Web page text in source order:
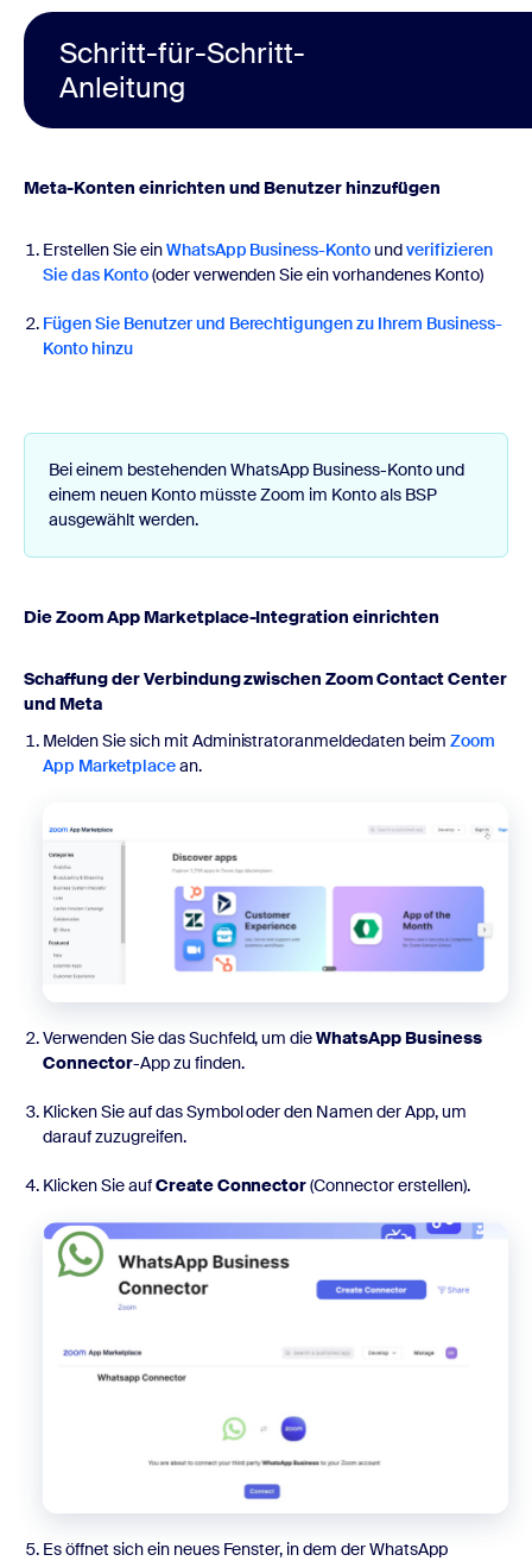
Schritt-für-Schritt-
Anleitung
Meta-Konten einrichten und Benutzer hinzufügen
Erstellen Sie einWhatsApp Business-Kontoundverifizieren
Sie das Konto(oder verwenden Sie ein vorhandenes Konto)
Fügen Sie Benutzer und Berechtigungen zu Ihrem Business-
Konto hinzu
Bei einem bestehenden WhatsApp Business-Konto und
einem neuen Konto müsste Zoom im Konto als BSP
ausgewählt werden.
Die Zoom App Marketplace-Integration einrichten
Schaffung der Verbindung zwischen Zoom Contact Center
und Meta
Melden Sie sich mit Administratoranmeldedaten beim Zoom
App Marketplacean.
Verwenden Sie das Suchfeld, um dieWhatsApp Business
Connector-App zu finden.
Klicken Sie auf das Symbol oder den Namen der App, um
darauf zuzugreifen.
Klicken Sie aufCreate Connector(Connector erstellen).
Es öffnet sich ein neues Fenster, in dem der WhatsApp